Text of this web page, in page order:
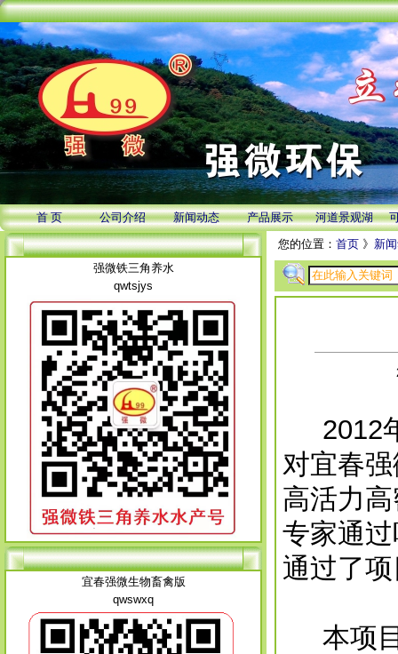
首 页 公司介绍 新闻动态 产品展示 河道景观湖
强微铁三角养水
qwtsjys
宜春强微生物畜禽版
qwswxq
您的位置： 首页 》 新
2012年
对宜春
高活力
专家通
通过了
本项目